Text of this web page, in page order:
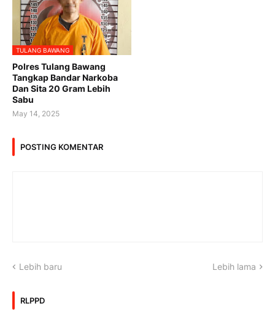
TULANG BAWANG
Polres Tulang Bawang
Tangkap Bandar Narkoba
Dan Sita 20 Gram Lebih
Sabu
May 14, 2025
POSTING KOMENTAR
Lebih baru Lebih lama
RLPPD